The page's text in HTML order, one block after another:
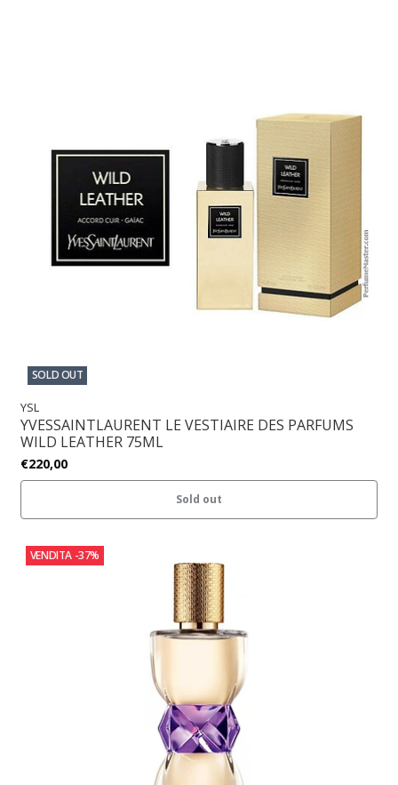
SOLD OUT
YSL
YVESSAINTLAURENT LE VESTIAIRE DES PARFUMS
WILD LEATHER 75ML
€220,00
Sold out
VENDITA -37%